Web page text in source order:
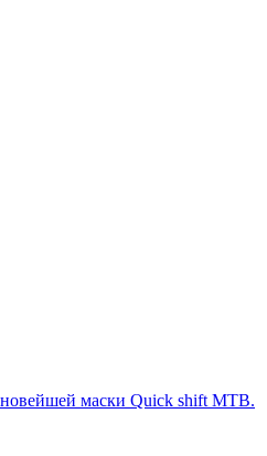
новейшей маски Quick shift MTB.